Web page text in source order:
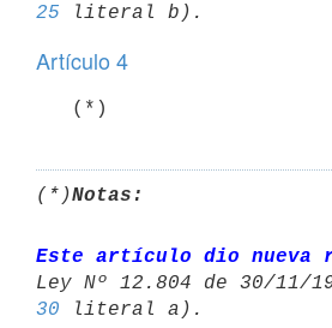
25
Artículo 4
(*)Notas:
Este artículo dio nueva
30